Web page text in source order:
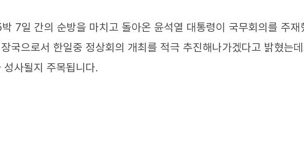
7일 간의 순방을 마치고 돌아온 윤석열 대통령이 국무회의를 주재
국으로서 한일중 정상회의 개최를 적극 추진해나가겠다고 밝혔는
사될지 주목됩니다.